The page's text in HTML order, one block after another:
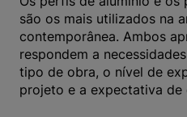
são os mais utilizados na
contemporânea. Ambos
respondem a
tipo de obra, o nível de
projeto e a expectativa de